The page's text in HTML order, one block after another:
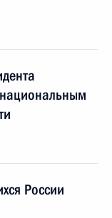
России